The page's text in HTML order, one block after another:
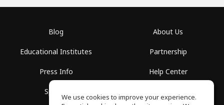
Blog
Educational Institutes
Press Info
Spaces
About Us
Partnership
Help Center
We use cookies to improve your experience.